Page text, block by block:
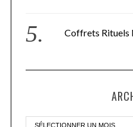
Coffrets Rituels